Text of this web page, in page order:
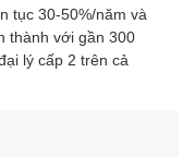
tục 30-50%/năm và
thành với gần 300
lý cấp 2 trên cả